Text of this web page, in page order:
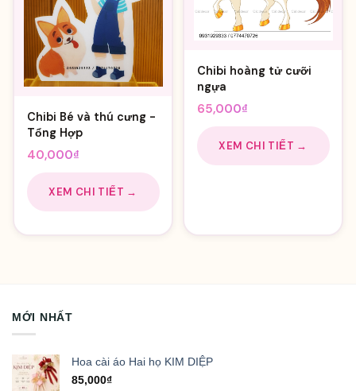
Chibi Bé và thú cưng -
Tổng Hợp
40,000₫
XEM CHI TIẾT →
Chibi hoàng tử cưỡi
ngựa
65,000₫
XEM CHI TIẾT →
MỚI NHẤT
Hoa cài áo Hai họ KIM DIỆP
85,000₫